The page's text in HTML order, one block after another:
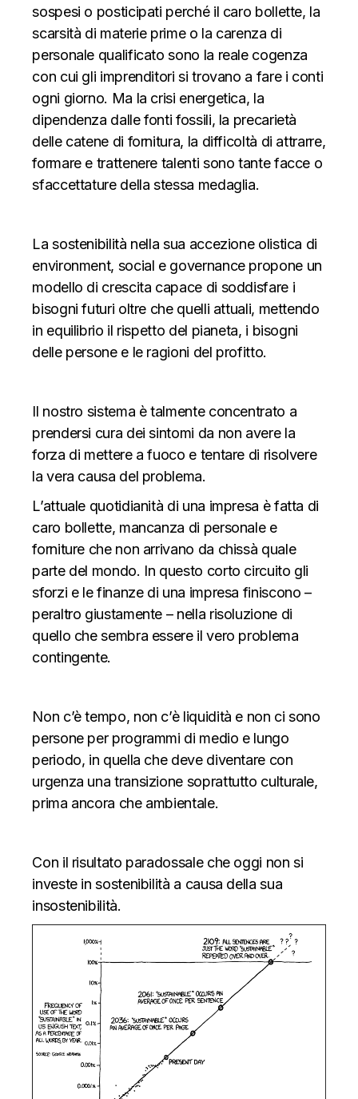
sospesi o posticipati perché il caro bollette, la
scarsità di materie prime o la carenza di
personale qualificato sono la reale cogenza
con cui gli imprenditori si trovano a fare i conti
ogni giorno. Ma la crisi energetica, la
dipendenza dalle fonti fossili, la precarietà
delle catene di fornitura, la difficoltà di attrarre,
formare e trattenere talenti sono tante facce o
sfaccettature della stessa medaglia.
La sostenibilità nella sua accezione olistica di
environment, social e governance propone un
modello di crescita capace di soddisfare i
bisogni futuri oltre che quelli attuali, mettendo
in equilibrio il rispetto del pianeta, i bisogni
delle persone e le ragioni del profitto.
Il nostro sistema è talmente concentrato a
prendersi cura dei sintomi da non avere la
forza di mettere a fuoco e tentare di risolvere
la vera causa del problema.
L’attuale quotidianità di una impresa è fatta di
caro bollette, mancanza di personale e
forniture che non arrivano da chissà quale
parte del mondo. In questo corto circuito gli
sforzi e le finanze di una impresa finiscono –
peraltro giustamente – nella risoluzione di
quello che sembra essere il vero problema
contingente.
Non c’è tempo, non c’è liquidità e non ci sono
persone per programmi di medio e lungo
periodo, in quella che deve diventare con
urgenza una transizione soprattutto culturale,
prima ancora che ambientale.
Con il risultato paradossale che oggi non si
investe in sostenibilità a causa della sua
insostenibilità.